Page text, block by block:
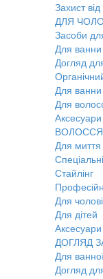
Захист
ДЛЯ
Засоби
Для ванни
Догляд
Для ванни
Для
Аксесуари
ВОЛОССЯ
Для миття
Стайлінг
Для
Для дітей
Аксесуари
ДОГЛЯД
Для
Догляд